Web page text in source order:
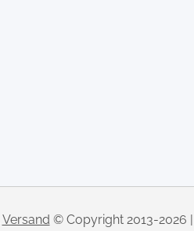
Versand © Copyright 2013-2026